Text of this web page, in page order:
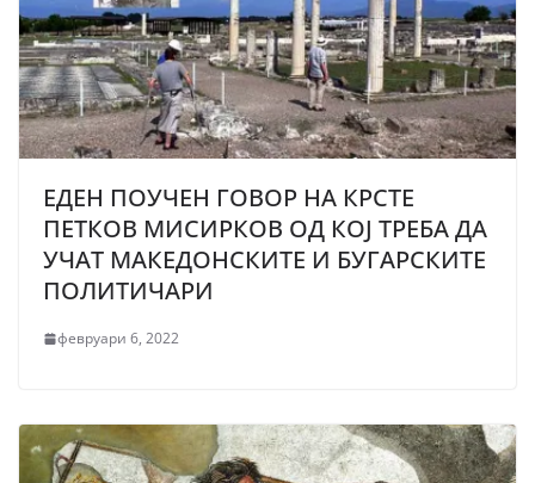
ЕДЕН ПОУЧЕН ГОВОР НА КРСТЕ
ПЕТКОВ МИСИРКОВ ОД КОЈ ТРЕБА ДА
УЧАТ МАКЕДОНСКИТЕ И БУГАРСКИТЕ
ПОЛИТИЧАРИ
февруари 6, 2022